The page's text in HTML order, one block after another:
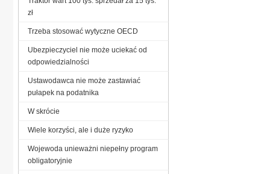
zł
Trzeba stosować wytyczne OECD
Ubezpieczyciel nie może uciekać od
odpowiedzialności
Ustawodawca nie może zastawiać
pułapek na podatnika
W skrócie
Wiele korzyści, ale i duże ryzyko
Wojewoda unieważni niepełny program
obligatoryjnie